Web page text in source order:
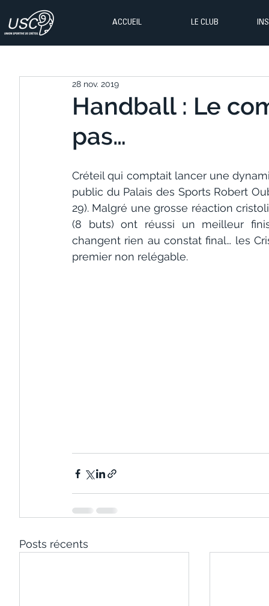
ACCUEIL LE CLUB
Handball : Le
pas…
28 nov. 2019
Créteil qui comptait lancer une
public du Palais des Sports Robert
29). Malgré une grosse réaction
(8 buts) ont réussi un meilleur
changent rien au constat final… les
premier non relégable.
Posts récents